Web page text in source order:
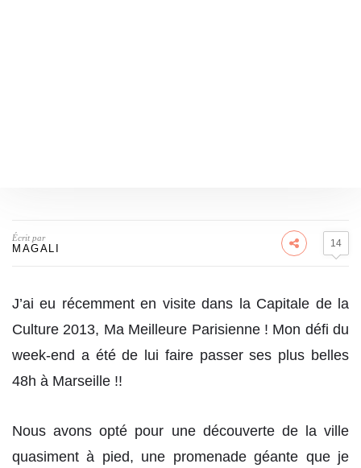
Écrit par
MAGALI 14
J’ai eu récemment en visite dans la Capitale de la
Culture 2013, Ma Meilleure Parisienne ! Mon défi du
week-end a été de lui faire passer ses plus belles
48h à Marseille !!
Nous avons opté pour une découverte de la ville
quasiment à pied, une promenade géante que je